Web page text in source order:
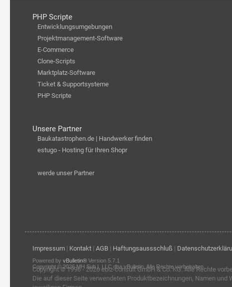
PHP Scripte
Entwicklungsumgebungen
Projektmanagement-Software
E-Commerce
Clone-Scripts
Marktplatz-Software
Ticket & Supportsysteme
PHP Scripte
Unsere Partner
Baukatastrophen.de | Handwerker finden
estugo - Hosting für Ihren Shopr
werde unser Partner
Impressum| Kontakt| AGB| Haftungsaussschluß |
Copyright © 1996 - 2026 ebiz-consult GmbH & Co. KG. Alle Rechte
Die auf dieser Seite verwendeten Produktbezeichnungen, Namen und
Powered by vBulletin®Version 5.7.1
Copyright © 2026 MH Sub I, LLC dba vBulletin. Alle Rechte vorbehalten.